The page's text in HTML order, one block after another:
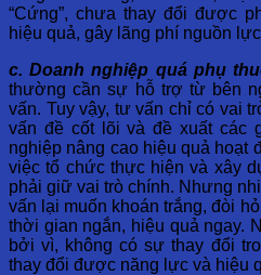
“Cứng”, chưa thay đổi được
hiệu quả, gây lãng phí nguồn
c. Doanh nghiệp quá phụ
thường cần sự hỗ trợ từ bên
vấn. Tuy vậy, tư vấn chỉ có vai
vấn đề cốt lõi và đề xuất các
nghiệp nâng cao hiệu quả hoạt
việc tổ chức thực hiện và xây
phải giữ vai trò chính. Nhưng
vấn lại muốn khoán trắng, đòi
thời gian ngắn, hiệu quả ngay.
bởi vì, không có sự thay đổi
thay đổi được năng lực và hiệu